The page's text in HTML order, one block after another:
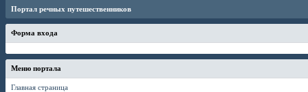
Портал речных путешественников
Форма входа
Меню портала
Главная страница